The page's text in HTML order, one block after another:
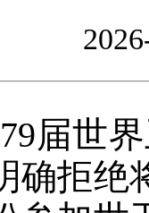
届世
确拒绝